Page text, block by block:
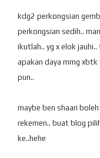
kdg2 perkongsian
perkongsian sedih..
ikutlah.. yg x elok jauhi..
apakan daya mmg
pun..
maybe ben shaari
rekemen.. buat blog
ke..hehe